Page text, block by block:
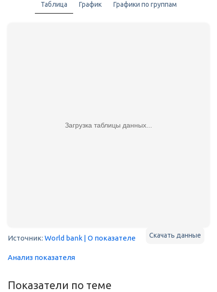
Таблица График Графики по группам
Загрузка таблицы данных...
Скачать данные
Источник: World bank | О показателе
Анализ показателя
Показатели по теме